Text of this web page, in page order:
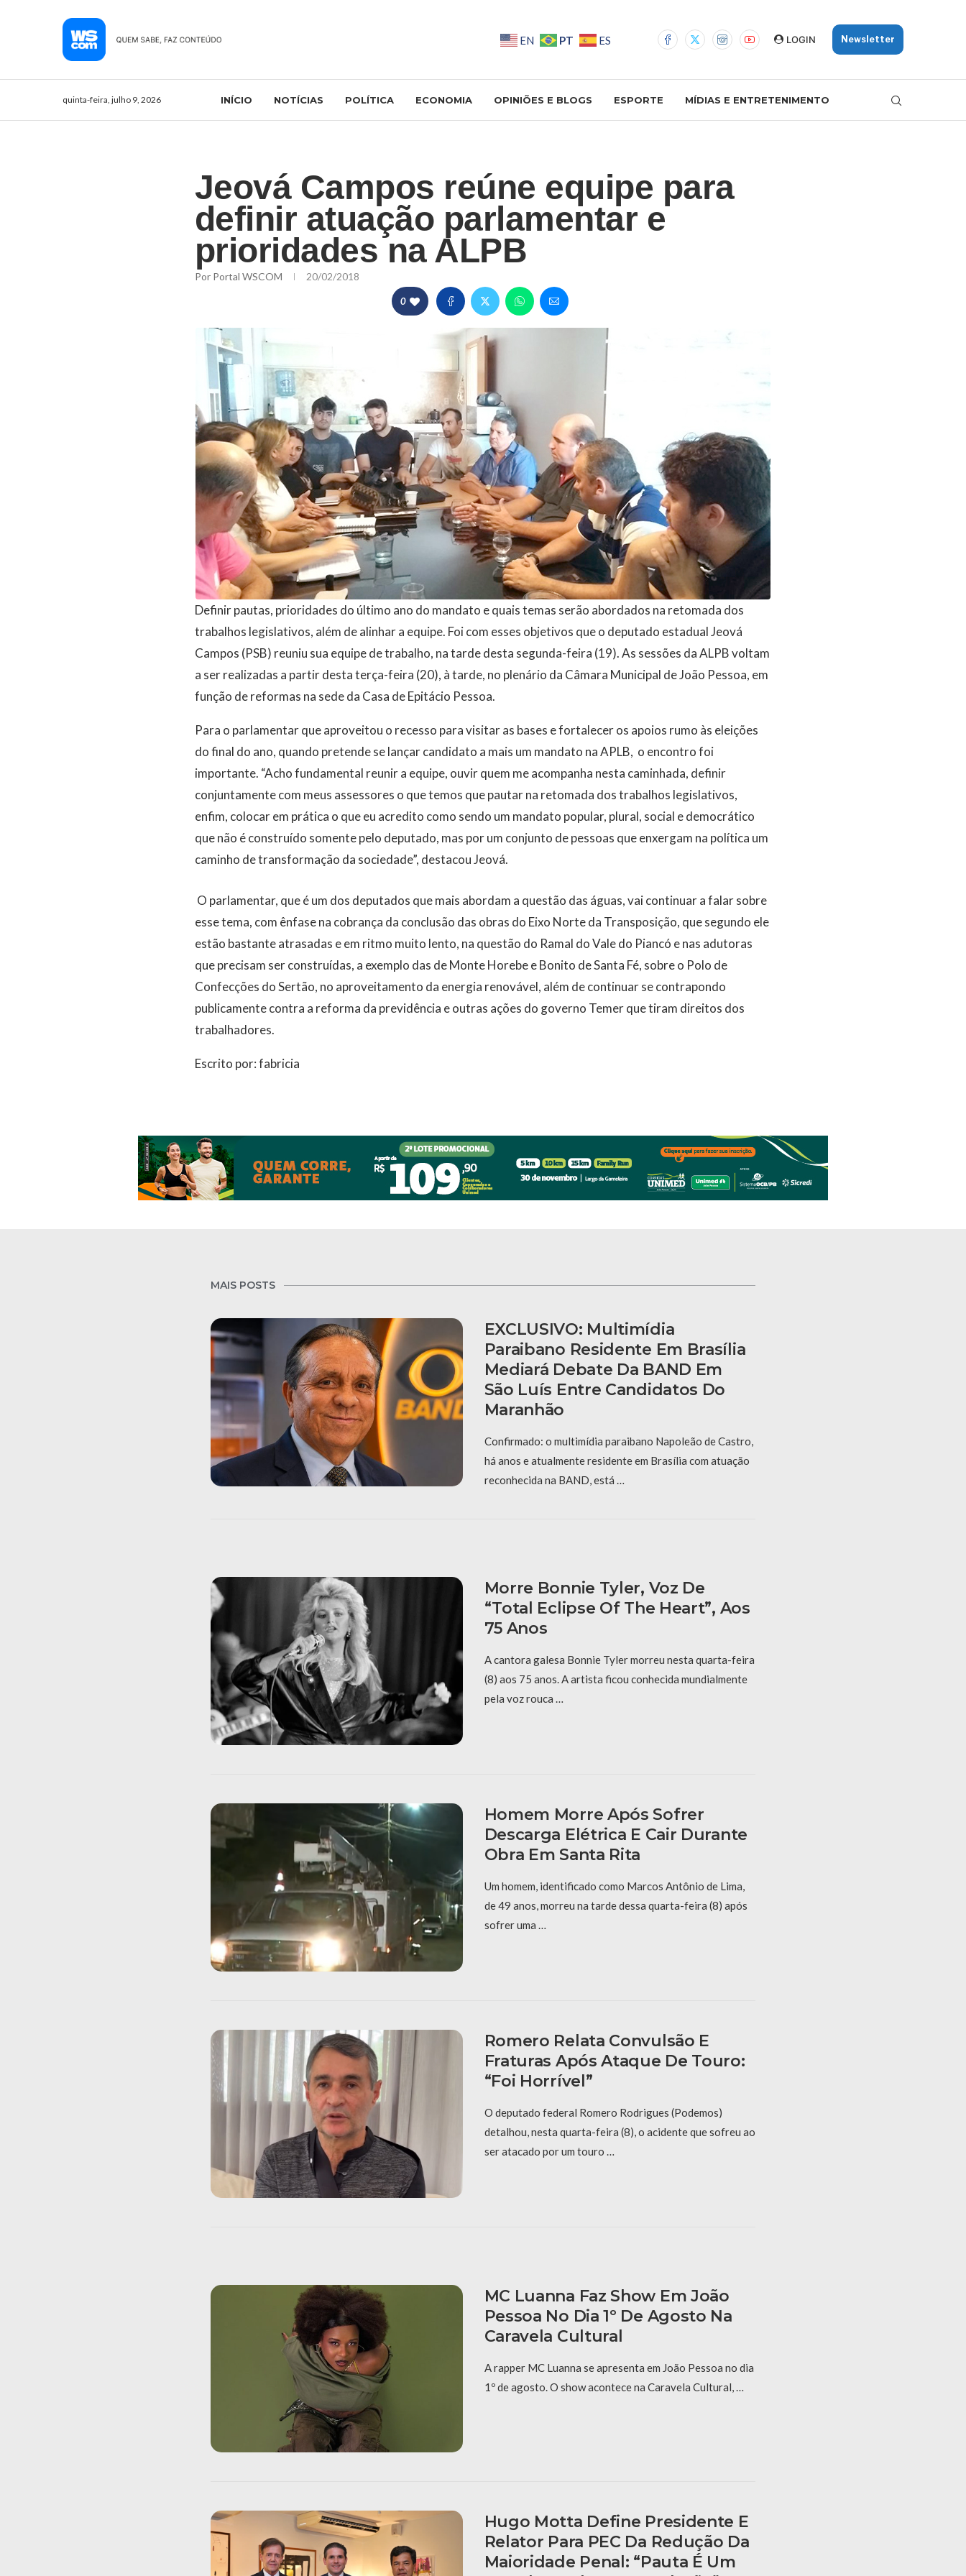
EN PT ES LOGIN Newsletter
quinta-feira, julho 9, 2026 INÍCIO NOTÍCIAS POLÍTICA ECONOMIA OPINIÕES E BLOGS ESPORTE MÍDIAS E ENTRETENIMENTO
Jeová Campos reúne equipe para
definir atuação parlamentar e
prioridades na ALPB
Por Portal WSCOM 20/02/2018
0
Definir pautas, prioridades do último ano do mandato e quais temas serão abordados na retomada dos
trabalhos legislativos, além de alinhar a equipe. Foi com esses objetivos que o deputado estadual Jeová
Campos (PSB) reuniu sua equipe de trabalho, na tarde desta segunda-feira (19). As sessões da ALPB voltam
a ser realizadas a partir desta terça-feira (20), à tarde, no plenário da Câmara Municipal de João Pessoa, em
função de reformas na sede da Casa de Epitácio Pessoa.
Para o parlamentar que aproveitou o recesso para visitar as bases e fortalecer os apoios rumo às eleições
do final do ano, quando pretende se lançar candidato a mais um mandato na APLB, o encontro foi
importante. “Acho fundamental reunir a equipe, ouvir quem me acompanha nesta caminhada, definir
conjuntamente com meus assessores o que temos que pautar na retomada dos trabalhos legislativos,
enfim, colocar em prática o que eu acredito como sendo um mandato popular, plural, social e democrático
que não é construído somente pelo deputado, mas por um conjunto de pessoas que enxergam na política um
caminho de transformação da sociedade”, destacou Jeová.
O parlamentar, que é um dos deputados que mais abordam a questão das águas, vai continuar a falar sobre
esse tema, com ênfase na cobrança da conclusão das obras do Eixo Norte da Transposição, que segundo ele
estão bastante atrasadas e em ritmo muito lento, na questão do Ramal do Vale do Piancó e nas adutoras
que precisam ser construídas, a exemplo das de Monte Horebe e Bonito de Santa Fé, sobre o Polo de
Confecções do Sertão, no aproveitamento da energia renovável, além de continuar se contrapondo
publicamente contra a reforma da previdência e outras ações do governo Temer que tiram direitos dos
trabalhadores.
Escrito por: fabricia
MAIS POSTS
EXCLUSIVO: Multimídia
Paraibano Residente Em Brasília
Mediará Debate Da BAND Em
São Luís Entre Candidatos Do
Maranhão
Confirmado: o multimídia paraibano Napoleão de Castro,
há anos e atualmente residente em Brasília com atuação
reconhecida na BAND, está …
Morre Bonnie Tyler, Voz De
“Total Eclipse Of The Heart”, Aos
75 Anos
A cantora galesa Bonnie Tyler morreu nesta quarta-feira
(8) aos 75 anos. A artista ficou conhecida mundialmente
pela voz rouca …
Homem Morre Após Sofrer
Descarga Elétrica E Cair Durante
Obra Em Santa Rita
Um homem, identificado como Marcos Antônio de Lima,
de 49 anos, morreu na tarde dessa quarta-feira (8) após
sofrer uma …
Romero Relata Convulsão E
Fraturas Após Ataque De Touro:
“Foi Horrível”
O deputado federal Romero Rodrigues (Podemos)
detalhou, nesta quarta-feira (8), o acidente que sofreu ao
ser atacado por um touro …
MC Luanna Faz Show Em João
Pessoa No Dia 1º De Agosto Na
Caravela Cultural
A rapper MC Luanna se apresenta em João Pessoa no dia
1º de agosto. O show acontece na Caravela Cultural, …
Hugo Motta Define Presidente E
Relator Para PEC Da Redução Da
Maioridade Penal: “Pauta É Um